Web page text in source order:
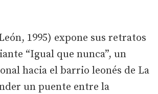
1995) expone sus retratos
“Igual que nunca”, un
hacia el barrio leonés de La
un puente entre la